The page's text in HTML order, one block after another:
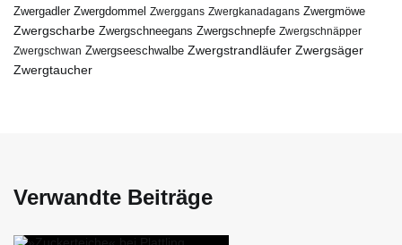
Zwergadler Zwergdommel Zwerggans Zwergkanadagans Zwergmöwe
Zwergscharbe Zwergschneegans Zwergschnepfe Zwergschnäpper
Zwergschwan Zwergseeschwalbe Zwergstrandläufer Zwergsäger
Zwergtaucher
Verwandte Beiträge